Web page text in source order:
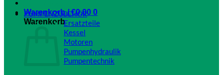
Warenkorb /€0,00 0
Warenkorb
PUMPENZUBEHÖR
Ersatzteile
Kessel
Motoren
Pumpenhydraulik
Pumpentechnik